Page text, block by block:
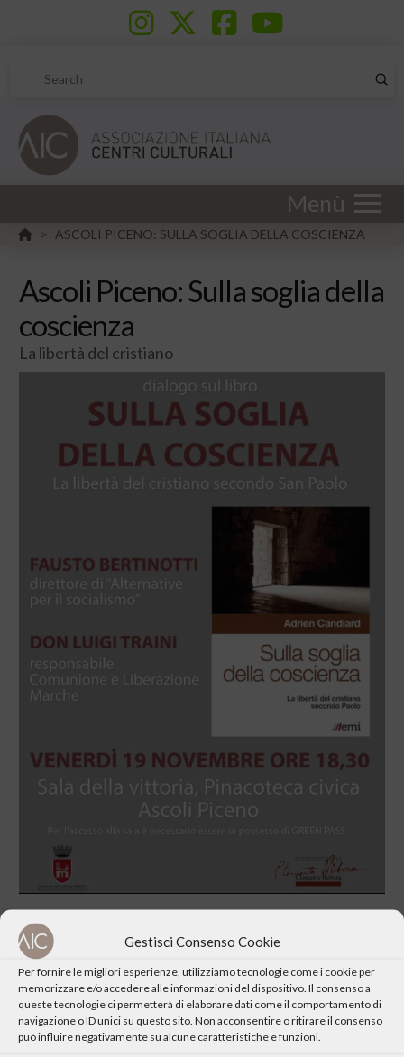
Gestisci Consenso Cookie
Per fornire le migliori esperienze, utilizziamo tecnologie come i cookie per
memorizzare e/o accedere alle informazioni del dispositivo. Il consenso a
queste tecnologie ci permetterà di elaborare dati come il comportamento di
navigazione o ID unici su questo sito. Non acconsentire o ritirare il consenso
può influire negativamente su alcune caratteristiche e funzioni.
Search
Menù
HOME
> ASCOLI PICENO: SULLA SOGLIA DELLA COSCIENZA
Ascoli Piceno: Sulla soglia della
coscienza
La libertà del cristiano
CONDIVIDI QUESTO EVENTO